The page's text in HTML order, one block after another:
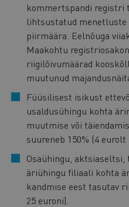
kommertspandi registri
lihtsustatud
piirmäära. Eelnõuga
Maakohtu
riigilõivumäärad
muutunud
Füüsilisest isikust
usaldusühingu kohta
muutmise või
suureneb 150% (4 eurolt
Osaühingu,
äriühingu filiaali kohta
kandmise eest tasutav
25 euroni).